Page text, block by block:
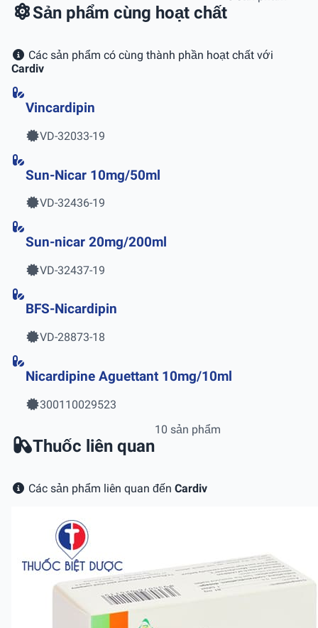
Sản phẩm cùng hoạt chất
Các sản phẩm có cùng thành phần hoạt chất với
Cardiv
Vincardipin
VD-32033-19
Sun-Nicar 10mg/50ml
VD-32436-19
Sun-nicar 20mg/200ml
VD-32437-19
BFS-Nicardipin
VD-28873-18
Nicardipine Aguettant 10mg/10ml
300110029523
Thuốc liên quan
10 sản phẩm
Các sản phẩm liên quan đến Cardiv